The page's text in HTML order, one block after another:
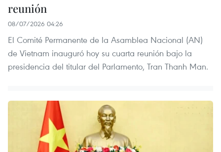
reunión
08/07/2026 04:26
El Comité Permanente de la Asamblea Nacional (AN)
de Vietnam inauguró hoy su cuarta reunión bajo la
presidencia del titular del Parlamento, Tran Thanh Man.